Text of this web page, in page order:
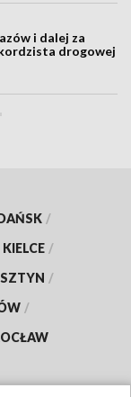
i dalej za
drogowej
/
KIELCE /
/
/